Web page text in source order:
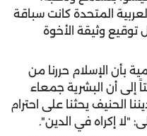
المتحدة كانت سباقة
وثيقة الأخوة
بأن الإسلام حررنا من
إلى أن البشرية جمعاء
الحنيف يحثنا على احترام
"لا إكراه في الدين".